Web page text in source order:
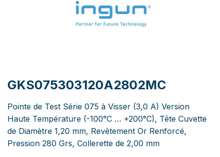
GKS075303120A2802MC
Pointe de Test Série 075 à Visser (3,0 A) Version
Haute Température (-100°C … +200°C), Tête Cuvette
de Diamètre 1,20 mm, Revêtement Or Renforcé,
Pression 280 Grs, Collerette de 2,00 mm